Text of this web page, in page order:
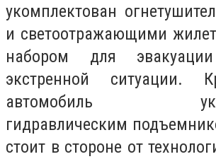
укомплектован
и светоотражающими
набором для
экстренной ситуации.
автомобиль
гидравлическим
стоит в стороне от